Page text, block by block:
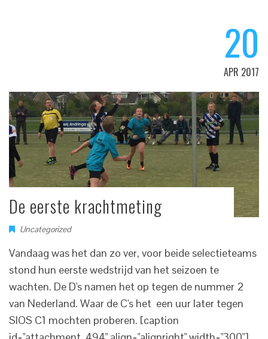
20
APR 2017
De eerste krachtmeting
Uncategorized
Vandaag was het dan zo ver, voor beide selectieteams
stond hun eerste wedstrijd van het seizoen te
wachten. De D's namen het op tegen de nummer 2
van Nederland. Waar de C's het een uur later tegen
SIOS C1 mochten proberen. [caption